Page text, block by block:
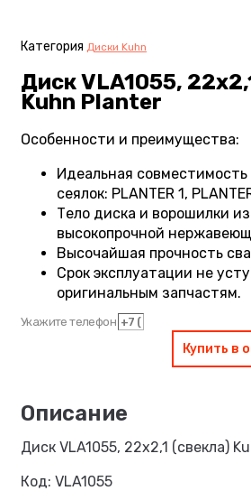
Категория Диски Kuhn
Диск VLA1055,
Kuhn Planter
Особенности и преимущества:
Идеальная
сеялок: PLANTER 1,
Тело диска и ворошилки
высокопрочной
Высочайшая прочность
Срок эксплуатации не
оригинальным запчастям.
Укажите телефон
Купить в
Диск VLA1055, 22х2,1 (свекла)
Код: VLA1055